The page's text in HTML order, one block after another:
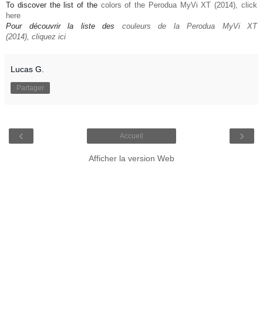
To discover the list of the colors of the Perodua MyVi XT (2014), click
here
Pour découvrir la liste des couleurs de la Perodua MyVi XT
(2014), cliquez ici
Lucas G.
Partager
‹ ›
Accueil
Afficher la version Web